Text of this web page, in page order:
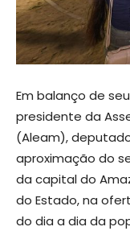
Em balanço de
presidente da
(Aleam),
aproximação do
da capital do
do Estado, na
do dia a dia da